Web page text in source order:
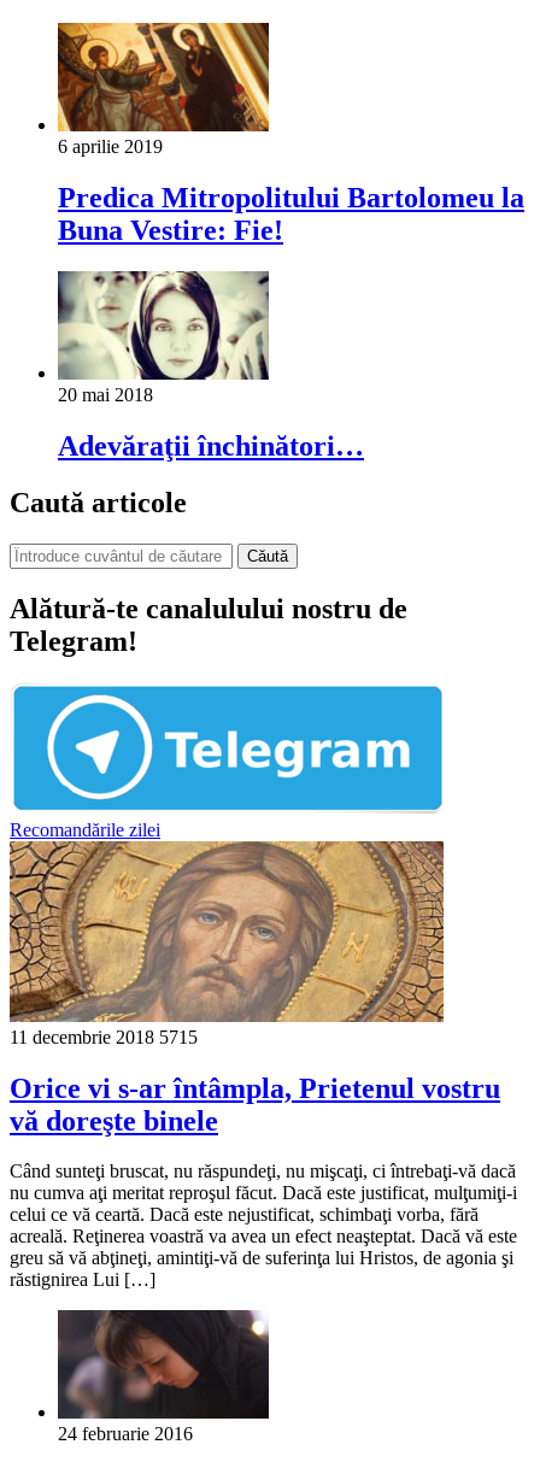
6 aprilie 2019
Predica Mitropolitului Bartolomeu la
Buna Vestire: Fie!
20 mai 2018
Adevăraţii închinători…
Caută articole
Căută
Alătură-te canalulului nostru de
Telegram!
Recomandările zilei
11 decembrie 2018 5715
Orice vi s-ar întâmpla, Prietenul vostru
vă doreşte binele
Când sunteţi bruscat, nu răspundeţi, nu mişcaţi, ci întrebaţi-vă dacă
nu cumva aţi meritat reproşul făcut. Dacă este justificat, mulţumiţi-i
celui ce vă ceartă. Dacă este nejustificat, schimbaţi vorba, fără
acreală. Reţinerea voastră va avea un efect neaşteptat. Dacă vă este
greu să vă abţineţi, amintiţi-vă de suferinţa lui Hristos, de agonia şi
răstignirea Lui […]
24 februarie 2016